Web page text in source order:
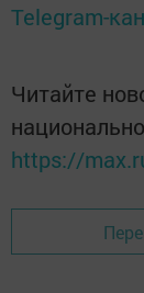
Telegram-
Читайте
https://